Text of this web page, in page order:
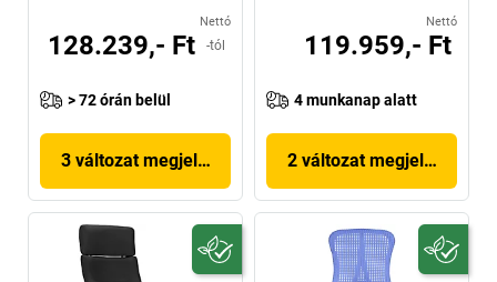
Nettó
128.239,- Ft -tól
> 72 órán belül
3 változat megjelenítése
Nettó
119.959,- Ft
4 munkanap alatt
2 változat megjelenítése